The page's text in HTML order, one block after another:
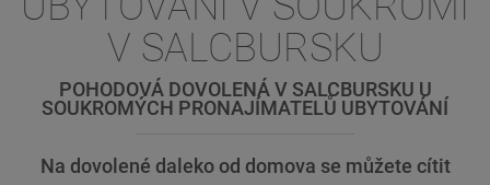
V SALCBURSKU
POHODOVÁ DOVOLENÁ V SALCBURSKU U
SOUKROMÝCH PRONAJÍMATELŮ UBYTOVÁNÍ
Na dovolené daleko od domova se můžete cítit